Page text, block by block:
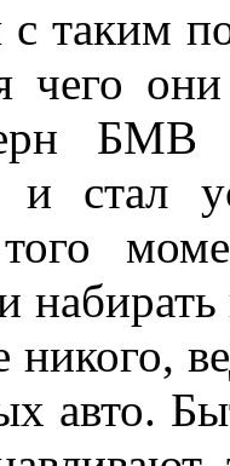
таким
чего
БМВ
и стал
авто.